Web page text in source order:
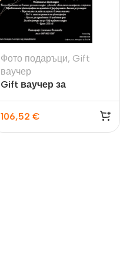
Фото подаръци, Gift
ваучер
Gift ваучер за
106,52 €